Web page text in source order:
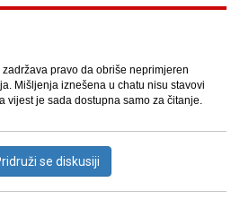
pravo da obriše neprimjeren
Mišljenja iznešena u chatu nisu stavovi
vijest je sada dostupna samo za čitanje.
se diskusiji